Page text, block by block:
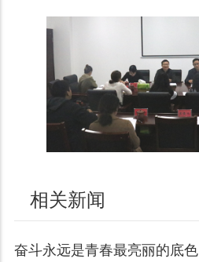
相关新闻
奋斗永远是青春最亮丽的底色